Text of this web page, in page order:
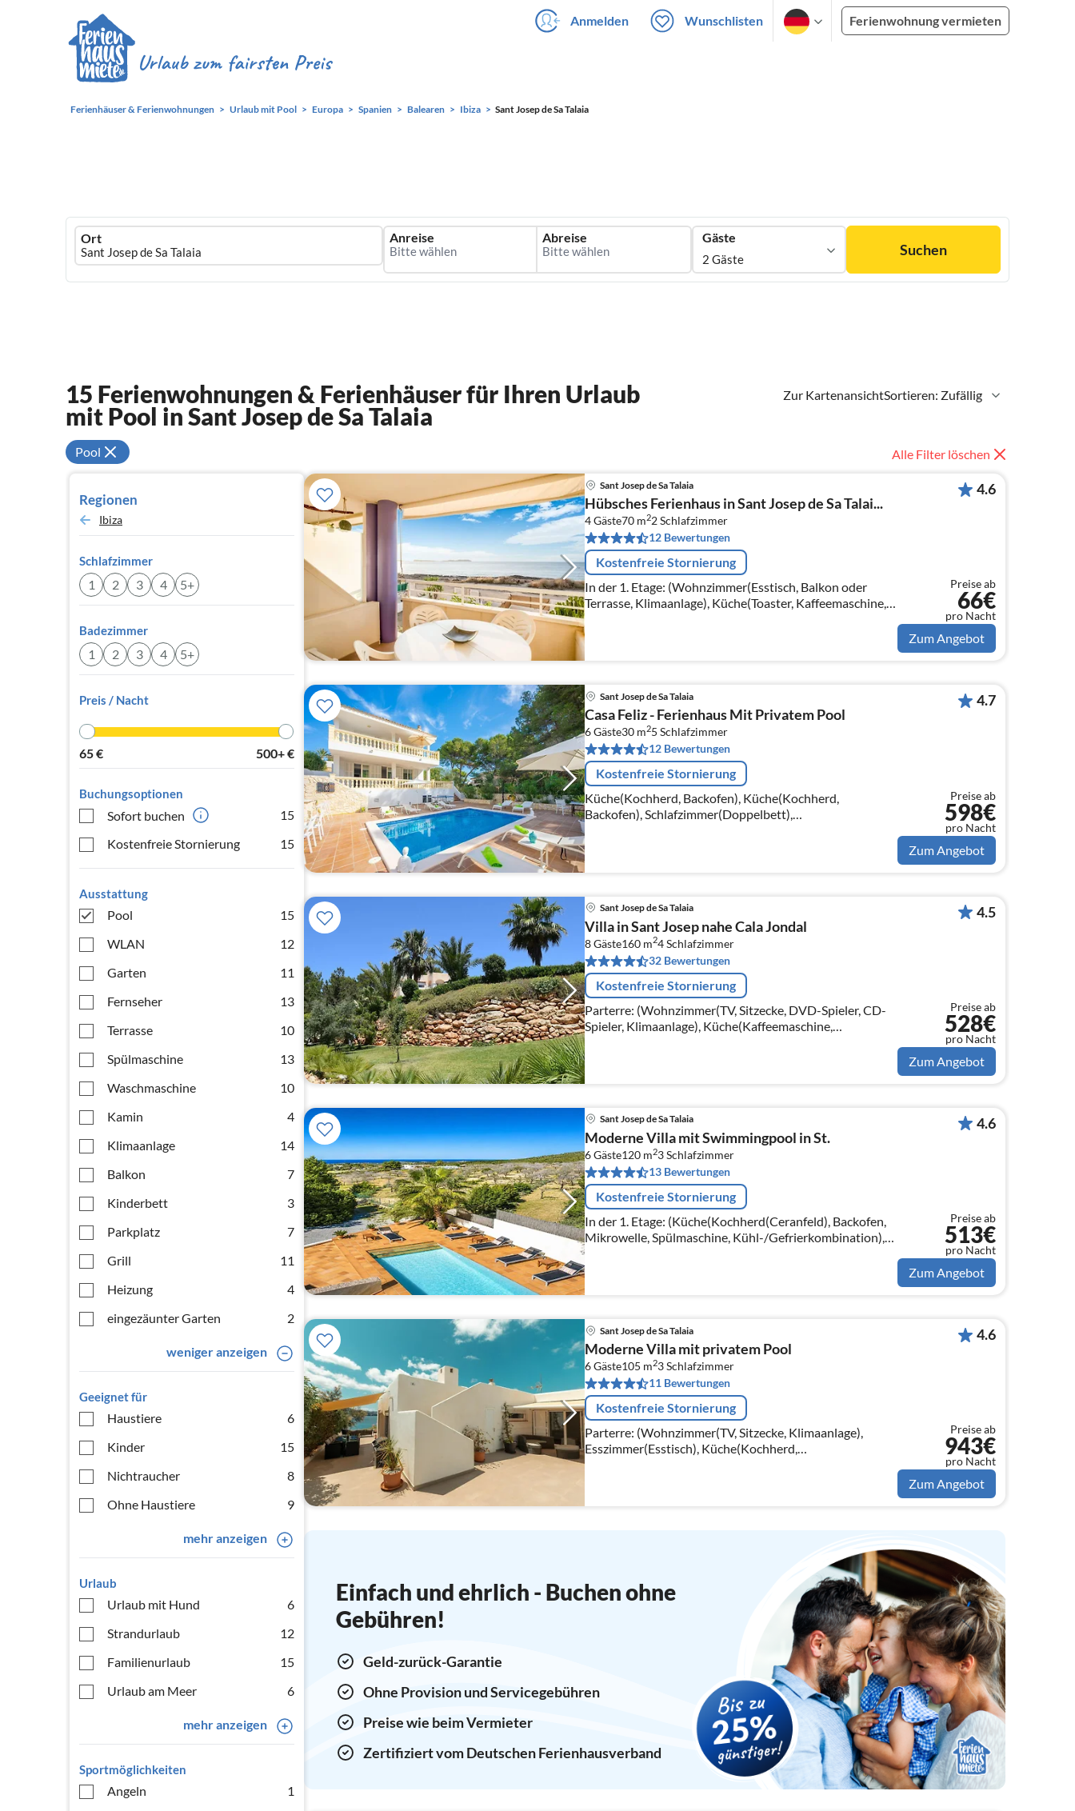
Anmelden Wunschlisten Ferienwohnung vermieten
Ferienhäuser & Ferienwohnungen Urlaub mit Pool Europa Spanien Balearen Ibiza Sant Josep de Sa Talaia
Ferienhausmiete
logo
Ort Anreise Abreise Gäste
2 Gäste
Suchen
Zur KartenansichtSortieren: Zufällig
15 Ferienwohnungen & Ferienhäuser für Ihren Urlaub
mit Pool in Sant Josep de Sa Talaia
Pool Alle Filter löschen
Regionen
Ibiza
Schlafzimmer
1 2 3 4 5+
Badezimmer
1 2 3 4 5+
Preis / Nacht
65€ 500+€
Buchungsoptionen
Sofort buchen
15
Kostenfreie Stornierung
15
Ausstattung
Pool
15
WLAN
12
Garten
11
Fernseher
13
Terrasse
10
Spülmaschine
13
Waschmaschine
10
Kamin
4
Klimaanlage
14
Balkon
7
Kinderbett
3
Parkplatz
7
Grill
11
Heizung
4
eingezäunter Garten
2
weniger anzeigen
Geeignet für
Haustiere
6
Kinder
15
Nichtraucher
8
Ohne Haustiere
9
mehr anzeigen
Urlaub
Urlaub mit Hund
6
Strandurlaub
12
Familienurlaub
15
Urlaub am Meer
6
mehr anzeigen
Sportmöglichkeiten
Angeln
1
Sant Josep de Sa Talaia
Hübsches Ferienhaus in Sant Josep de Sa Talai...
4 Gäste70 m22Schlafzimmer
12 Bewertungen
Kostenfreie Stornierung
In der 1. Etage: (Wohnzimmer(Esstisch, Balkon oder
Terrasse, Klimaanlage), Küche(Toaster, Kaffeemaschine,
Backofen, Kühl-/Gefrierkombination, Waschmaschine)
4.6
Preise ab
66€
pro Nacht
Zum Angebot
Sant Josep de Sa Talaia
Casa Feliz - Ferienhaus Mit Privatem Pool
6 Gäste30 m25 Schlafzimmer
12 Bewertungen
Kostenfreie Stornierung
Küche(Kochherd, Backofen), Küche(Kochherd,
Backofen), Schlafzimmer(Doppelbett),
Schlafzimmer(Doppelbett), Schlafzimmer(Doppelbett),
Schlafzimmer(Doppelbett)
4.7
Preise ab
598€
pro Nacht
Zum Angebot
Sant Josep de Sa Talaia
Villa in Sant Josep nahe Cala Jondal
8 Gäste160 m24Schlafzimmer
32 Bewertungen
Kostenfreie Stornierung
Parterre: (Wohnzimmer(TV, Sitzecke, DVD-Spieler, CD-
Spieler, Klimaanlage), Küche(Kaffeemaschine,
Espressomaschine, Backofen, Kombi-Mikrowelle,
Spülmaschine, 2x Kühl-/Gefrierkombina...
4.5
Preise ab
528€
pro Nacht
Zum Angebot
Sant Josep de Sa Talaia
Moderne Villa mit Swimmingpool in St.
6 Gäste120 m23Schlafzimmer
13 Bewertungen
Kostenfreie Stornierung
In der 1. Etage: (Küche(Kochherd(Ceranfeld), Backofen,
Mikrowelle, Spülmaschine, Kühl-/Gefrierkombination),
Wohn/Esszimmer(TV, Esstisch, Kaminofen, Sitzecke)
4.6
Preise ab
513€
pro Nacht
Zum Angebot
Sant Josep de Sa Talaia
Moderne Villa mit privatem Pool
6 Gäste105 m23Schlafzimmer
11 Bewertungen
Kostenfreie Stornierung
Parterre: (Wohnzimmer(TV, Sitzecke, Klimaanlage),
Esszimmer(Esstisch), Küche(Kochherd,
Dunstabzugshaube, Backofen, Spülmaschine,
4.6
Preise ab
943€
pro Nacht
Zum Angebot
Einfach und ehrlich - Buchen ohne
Gebühren!
Geld-zurück-Garantie
Ohne Provision und Servicegebühren
Preise wie beim Vermieter
Zertifiziert vom Deutschen Ferienhausverband